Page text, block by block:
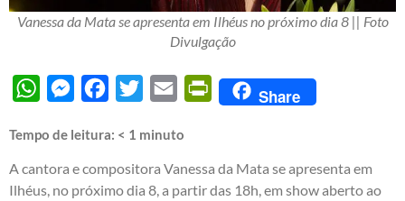
Vanessa da Mata se apresenta em Ilhéus no próximo dia 8 || Foto
Divulgação
WhatsAppMessengerFacebook
Twitter Email PrintFriendly
Share
Tempo de leitura: < 1 minuto
A cantora e compositora Vanessa da Mata se apresenta em
Ilhéus, no próximo dia 8, a partir das 18h, em show aberto ao